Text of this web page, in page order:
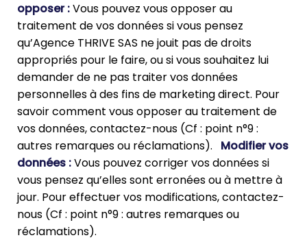
opposer :Vous pouvez vous opposer au
traitement de vos données si vous pensez
qu’Agence THRIVE SAS ne jouit pas de droits
appropriés pour le faire, ou si vous souhaitez lui
demander de ne pas traiter vos données
personnelles à des fins de marketing direct. Pour
savoir comment vous opposer au traitement de
vos données, contactez-nous (Cf : point n°9 :
autres remarques ou réclamations). Modifier vos
données :Vous pouvez corriger vos données si
vous pensez qu’elles sont erronées ou à mettre à
jour. Pour effectuer vos modifications, contactez-
nous (Cf : point n°9 : autres remarques ou
réclamations).